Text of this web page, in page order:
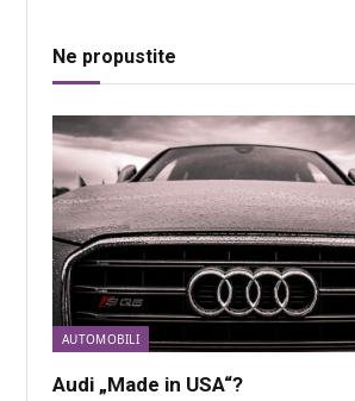
Ne propustite
AUTOMOBILI
Audi „Made in USA“?